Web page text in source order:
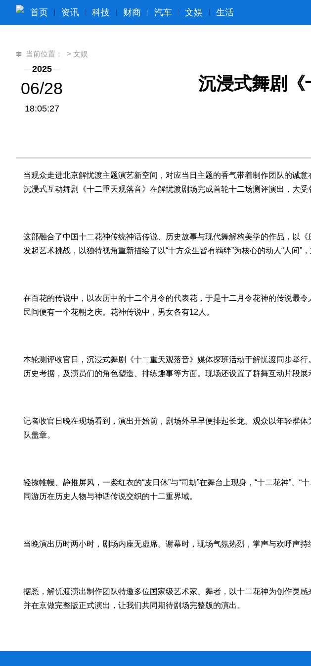
首页 资讯 科技 财商 汽车 文娱 生活
当前位置： > 文娱
2025
06/28
18:05:27
沉浸式舞剧
当观众走进北京解忧渡主题演艺新空间，对应当日主题的香气带着制作团队的诚
沉浸式互动舞剧《十二重天观落音》在解忧渡剧场完成首轮十二场测评演出，大受
这部融合了中国十二花神传统神话传说、历史故事与现代舞解构美学的作品，以《
发起艺术挑战，以独特视角重新描绘了以“十方众生皆有羁绊”为核心的动人“人间”
在百花的传说中，以农历中的十二个月令的代表花，于是十二月令花神的传说最
民间便有一个花朝之庆。花神传说中，男女各有12人。
本轮测评收官日，沉浸式舞剧《十二重天观落音》媒体探班活动于解忧渡同步举
历史考据，及演员们的角色塑造、排练趣事等方面。现场还设置了群舞互动片段展
记者收官日晚在现场看到，演出开始前，剧场外早早便排起长龙。观众以年轻群
队盖章。
轻撩帷幔、静推屏风，一袭红衣的“皮日休”与“司劫”在舞台上现身，“十二花神”
同游历在历史人物与神话传说交织的十二重界域。
当晚演出历时两小时，剧场内座无虚席。谢幕时，现场气氛热烈，掌声与欢呼声
据悉，解忧渡演出制作团队特邀多位国家级艺术家、舞者，以十二花神为创作灵
并在京做完整版正式演出，让我们共同期待剧场完整版的演出。